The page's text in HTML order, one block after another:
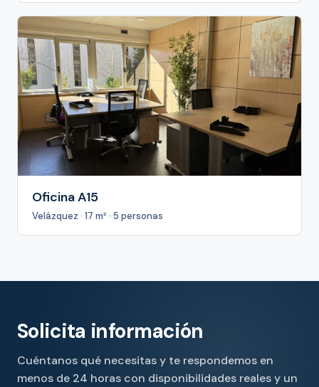
Oficina A15
Velázquez · 17 m² · 5 personas
Solicita información
Cuéntanos qué necesitas y te respondemos en
menos de 24 horas con disponibilidades reales y un